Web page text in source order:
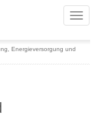
Energieversorgung und